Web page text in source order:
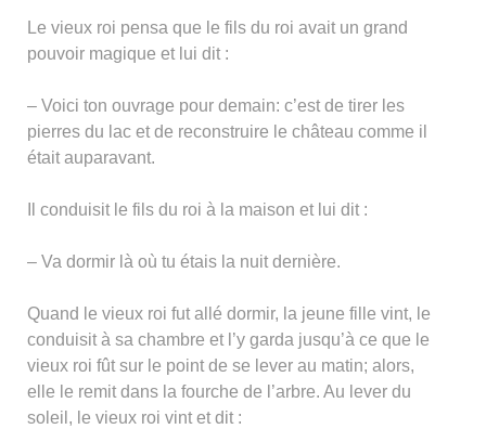
Le vieux roi pensa que le fils du roi avait un grand
pouvoir magique et lui dit :
– Voici ton ouvrage pour demain: c’est de tirer les
pierres du lac et de reconstruire le château comme il
était auparavant.
Il conduisit le fils du roi à la maison et lui dit :
– Va dormir là où tu étais la nuit dernière.
Quand le vieux roi fut allé dormir, la jeune fille vint, le
conduisit à sa chambre et l’y garda jusqu’à ce que le
vieux roi fût sur le point de se lever au matin; alors,
elle le remit dans la fourche de l’arbre. Au lever du
soleil, le vieux roi vint et dit :